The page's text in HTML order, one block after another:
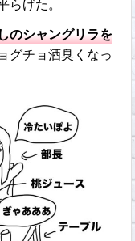
げた。
のシャングリラを
グチョ酒臭くなっ